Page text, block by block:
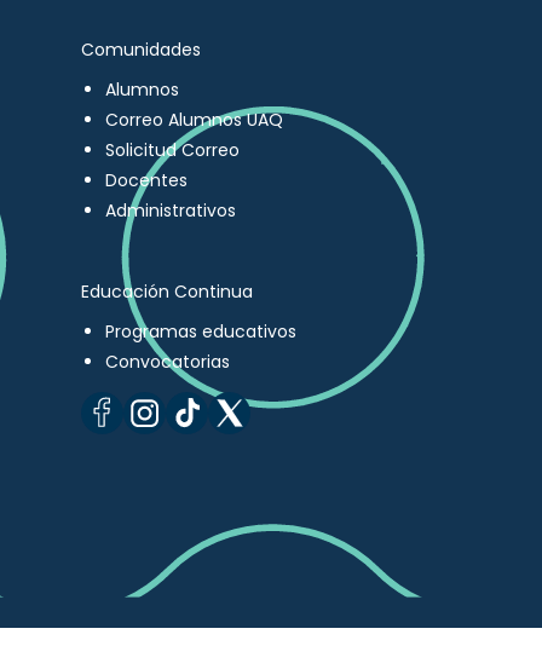
Comunidades
Alumnos
Correo Alumnos UAQ
Solicitud Correo
Docentes
Administrativos
Educación Continua
Programas educativos
Convocatorias